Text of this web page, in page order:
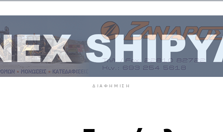
ΔΙΑΦΉΜΙΣΗ